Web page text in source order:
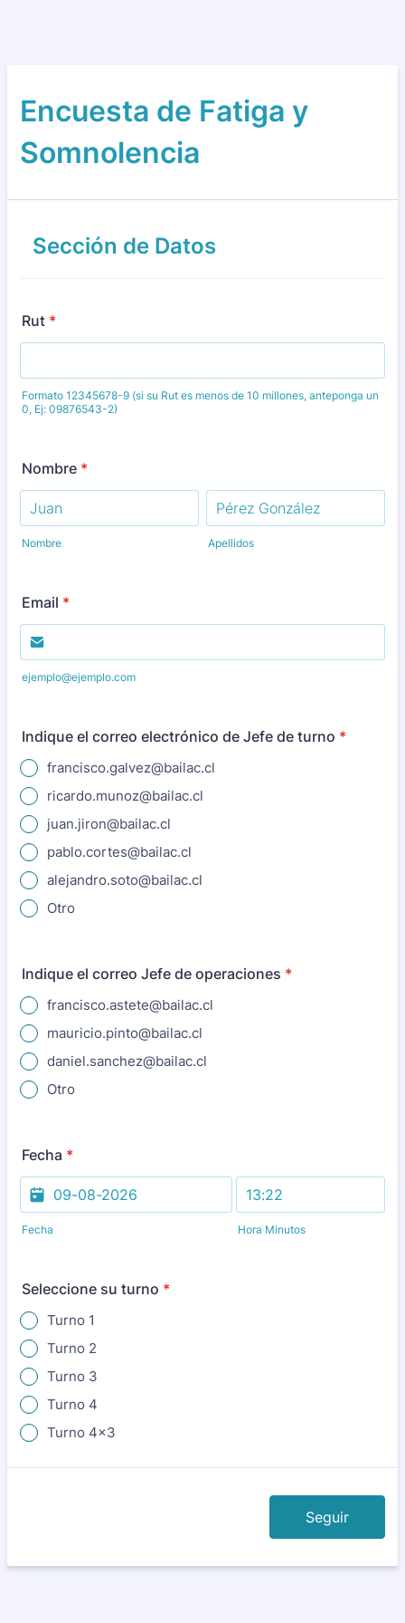
Encuesta de Fatiga y
Somnolencia
Sección de Datos
Rut *
Formato 12345678-9 (si su Rut es menos de 10 millones, anteponga un
0, Ej: 09876543-2)
Nombre *
Nombre Apellidos
Email *
ejemplo@ejemplo.com
Indique el correo electrónico de Jefe de turno *
francisco.galvez@bailac.cl
ricardo.munoz@bailac.cl
juan.jiron@bailac.cl
pablo.cortes@bailac.cl
alejandro.soto@bailac.cl
Otro
Indique el correo Jefe de operaciones *
francisco.astete@bailac.cl
mauricio.pinto@bailac.cl
daniel.sanchez@bailac.cl
Otro
Fecha *
Fecha Hora Minutos
Seleccione su turno *
Turno 1
Turno 2
Turno 3
Turno 4
Turno 4x3
Seguir